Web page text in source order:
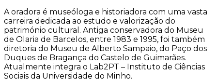
A oradora é museóloga e historiadora com uma vasta
carreira dedicada ao estudo e valorização do
património cultural. Antiga conservadora do Museu
de Olaria de Barcelos, entre 1983 e 1995, foi também
diretoria do Museu de Alberto Sampaio, do Paço dos
Duques de Bragança do Castelo de Guimarães.
Atualmente integra o Lab2PT – Instituto de Ciências
Sociais da Universidade do Minho.